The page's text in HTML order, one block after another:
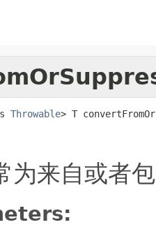
Throwable> T
为来自或者